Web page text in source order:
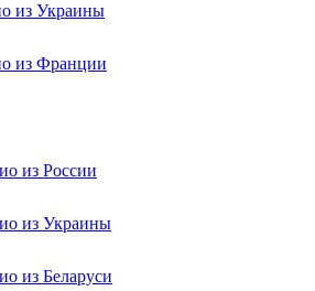
из Украины
из Франции
из России
из Украины
из Беларуси